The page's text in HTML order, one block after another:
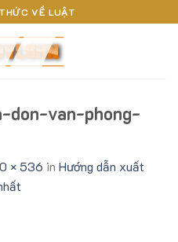
VỀ LUẬT
don-van-phong-
× 536 in Hướng dẫn xuất